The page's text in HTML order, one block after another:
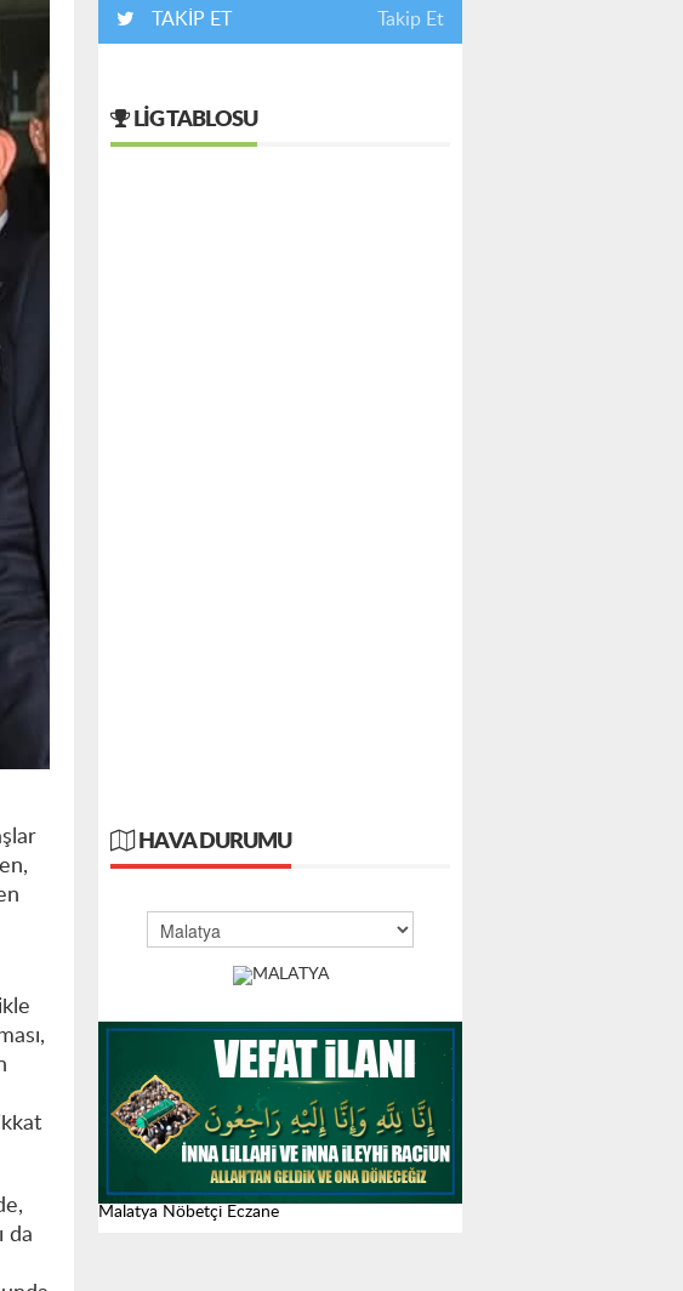
da
TAKİP ET Takip Et
LIG TABLOSU
HAVA DURUMU
Malatya Nöbetçi Eczane